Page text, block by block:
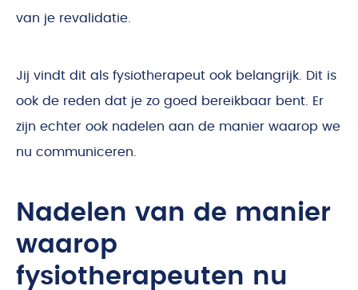
van je revalidatie.
Jij vindt dit als fysiotherapeut ook belangrijk. Dit is
ook de reden dat je zo goed bereikbaar bent. Er
zijn echter ook nadelen aan de manier waarop we
nu communiceren.
Nadelen van de manier
waarop
fysiotherapeuten nu